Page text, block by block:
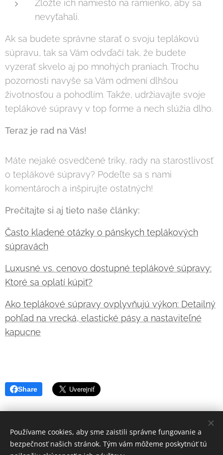
Zložte ich namiesto na ramienko, aby sa
nevyťahali.
Ak sa budete správne starať o svoju teplákovú
súpravu, tak sa Vám odvďačí tak, že budete
vyzerať skvelo aj po mnohých praniach. Trochu
pozornosti navyše sa Vám odmení dlhšou
životnosťou a pohodlím. Takže, udržiavajte svoje
teplákové súpravy v top forme a nech slúžia dlho.
Teraz je rad na Vás!
Máte nejaké osvedčené triky, rady na starostlivosť
o teplákové súpravy? Podeľte sa s nami
komentároch a inšpirujte ostatných!
Prečítajte si aj tieto naše články:
Často kladené otázky o pánskych teplákových
súpravách
Luxusné vs. cenovo dostupné teplákové súpravy:
Ktoré sa oplatí kúpiť?
Ako teplákové súpravy ovplyvňujú výkon: Detailný
pohľad na vrecká, elastické pásy a nastaviteľné
kapucne
Share
Používame cookies, aby sme zaistili správne fungovanie a
bezpečnosť našich stránok. Tým vám môžeme poskytnúť tú